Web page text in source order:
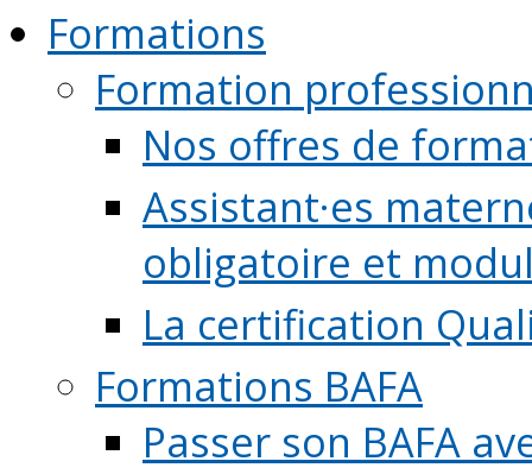
Formations
Formation
Nos offres de
Assistant·es
obligatoire et
La certification
Formations BAFA
Passer son BAFA